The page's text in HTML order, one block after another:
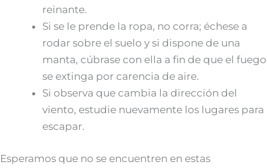
reinante.
Si se le prende la ropa, no corra; échese a
rodar sobre el suelo y si dispone de una
manta, cúbrase con ella a fin de que el fuego
se extinga por carencia de aire.
Si observa que cambia la dirección del
viento, estudie nuevamente los lugares para
escapar.
Esperamos que no se encuentren en estas